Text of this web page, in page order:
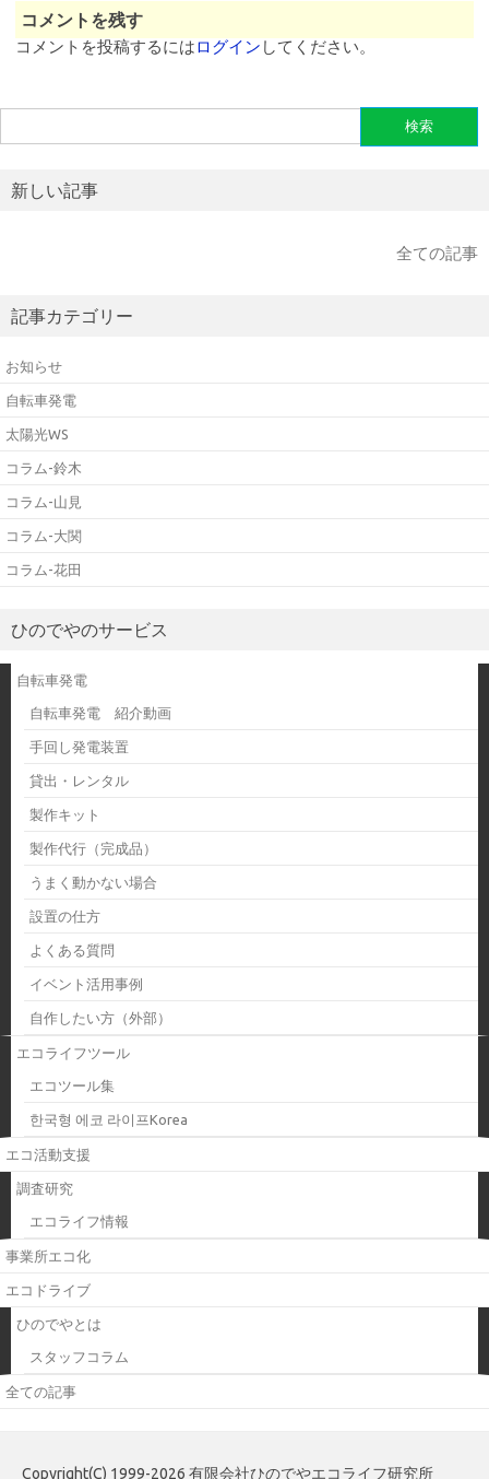
コメントを残す
コメントを投稿するにはログイン してください。
索:
新しい記事
全ての記事
記事カテゴリー
お知らせ
自転車発電
太陽光WS
コラム-鈴木
コラム-山見
コラム-大関
コラム-花田
ひのでやのサービス
自転車発電
自転車発電 紹介動画
手回し発電装置
貸出・レンタル
製作キット
製作代行（完成品）
うまく動かない場合
設置の仕方
よくある質問
イベント活用事例
自作したい方（外部）
エコライフツール
エコツール集
한국형 에코 라이프Korea
エコ活動支援
調査研究
エコライフ情報
事業所エコ化
エコドライブ
ひのでやとは
スタッフコラム
全ての記事
Copyright(C) 1999-2026 有限会社ひのでやエコライフ研究所